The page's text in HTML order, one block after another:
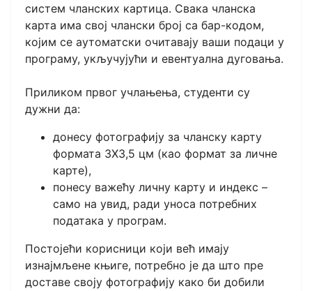
систем чланских картица. Свака чланска
карта има свој члански број са бар-кодом,
којим се аутоматски очитавају ваши подаци у
програму, укључујући и евентуална дуговања.
Приликом првог учлањења, студенти су
дужни да:
донесу фотографију за чланску карту
формата 3X3,5 цм (као формат за личне
карте),
понесу важећу личну карту и индекс –
само на увид, ради уноса потребних
података у програм.
Постојећи корисници који већ имају
изнајмљене књиге, потребно је да што пре
доставе своју фотографију како би добили